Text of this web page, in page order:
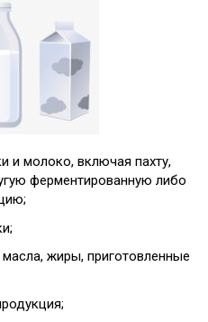
и молоко, включая пахту,
ферментированную либо
жиры, приготовленные